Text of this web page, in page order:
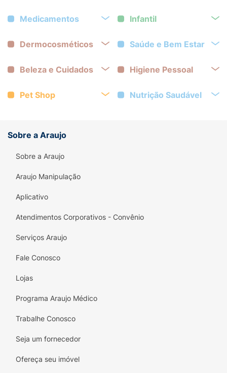
Medicamentos Infantil
Dermocosméticos Saúde e Bem Estar
Beleza e Cuidados Higiene Pessoal
Pet Shop Nutrição Saudável
Sobre a Araujo
Sobre a Araujo
Araujo Manipulação
Aplicativo
Atendimentos Corporativos - Convênio
Serviços Araujo
Fale Conosco
Lojas
Programa Araujo Médico
Trabalhe Conosco
Seja um fornecedor
Ofereça seu imóvel